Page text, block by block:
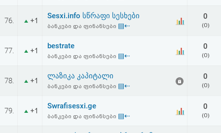
76. +1
Sesxi.info სწრაფი სესხები
ბანკები და ფინანსები ▤⇠
0
(0)
77. +1
bestrate
ბანკები და ფინანსები ▤⇠
0
(0)
78. +1
ლაზიკა კაპიტალი
ბანკები და ფინანსები ▤⇠
0
(0)
79. +1
Swrafisesxi.ge
ბანკები და ფინანსები ▤⇠
0
(0)